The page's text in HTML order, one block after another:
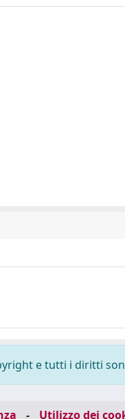
e tutti i diritti
- Utilizzo dei